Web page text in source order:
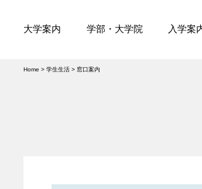
大学案内 学部・大学院 入学案
Home > 学生生活> 窓口案内